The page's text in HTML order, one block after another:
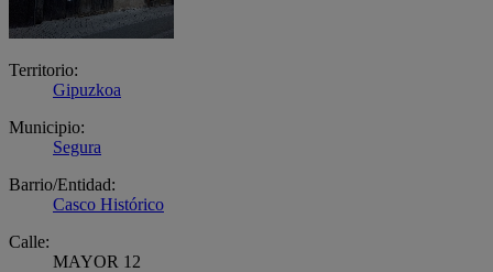
Territorio:
Gipuzkoa
Municipio:
Segura
Barrio/Entidad:
Casco Histórico
Calle:
MAYOR 12